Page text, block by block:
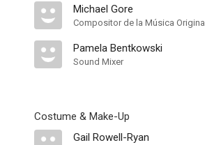
Michael Gore
Compositor de la Música Original
Pamela Bentkowski
Sound Mixer
Costume & Make-Up
Gail Rowell-Ryan